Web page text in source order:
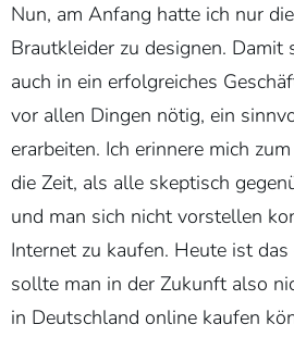
Nun, am Anfang hatte ich nur
Brautkleider zu designen. Damit
auch in ein erfolgreiches
vor allen Dingen nötig, ein
erarbeiten. Ich erinnere mich
die Zeit, als alle skeptisch
und man sich nicht vorstellen
Internet zu kaufen. Heute ist
sollte man in der Zukunft also
in Deutschland online kaufen